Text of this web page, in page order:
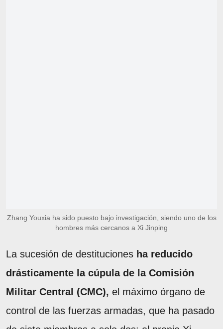
Zhang Youxia ha sido puesto bajo investigación, siendo uno de los
hombres más cercanos a Xi Jinping
La sucesión de destituciones ha reducido
drásticamente la cúpula de la Comisión
Militar Central (CMC), el máximo órgano de
control de las fuerzas armadas, que ha pasado